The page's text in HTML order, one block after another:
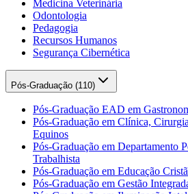
Medicina Veterinária
Odontologia
Pedagogia
Recursos Humanos
Segurança Cibernética
Pós-Graduação (110)
Pós-Graduação EAD em
Pós-Graduação em Clínica,
Equinos
Pós-Graduação em Departamento
Trabalhista
Pós-Graduação em Educação
Pós-Graduação em Gestão